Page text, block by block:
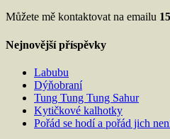
Můžete mě kontaktovat na emailu
Nejnovější příspěvky
Labubu
Dýňobraní
Tung Tung Tung Sahur
Kytičkové kalhotky
Pořád se hodí a pořád jich